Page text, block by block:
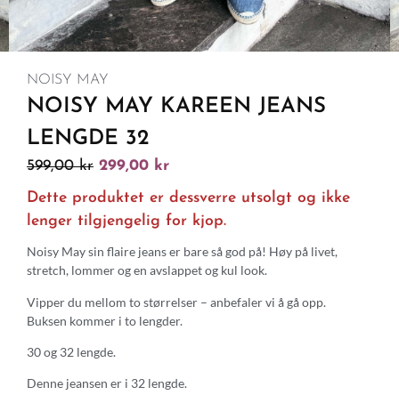
NOISY MAY
NOISY MAY KAREEN JEANS
LENGDE 32
599,00kr 299,00 kr
Dette produktet er dessverre utsolgt og ikke
lenger tilgjengelig for kjop.
Noisy May sin flaire jeans er bare så god på! Høy på livet,
stretch, lommer og en avslappet og kul look.
Vipper du mellom to størrelser – anbefaler vi å gå opp.
Buksen kommer i to lengder.
30 og 32 lengde.
Denne jeansen er i 32 lengde.